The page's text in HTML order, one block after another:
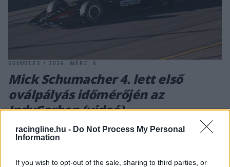
racingline.hu - Do Not Process My Personal
Information
If you wish to opt-out of the sale, sharing to third parties, or
500MILES / 2026. MÁRC. 6.
Mick Schumacher 4. lett első
oválpályás időmérőjén az
IndyCarban (videó)
A szezonnyitón történt első körös kiesése után Mick
Schumacher remek teljesítménnyel rukkolt elő Phoenix-ben,